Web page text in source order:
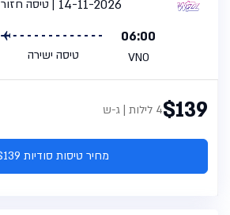
טיסה חזור
14-11-2026
06:00
VNO טיסה ישירה
$1394 לילות | ג-ש
מחיר טיסות סודיות $139